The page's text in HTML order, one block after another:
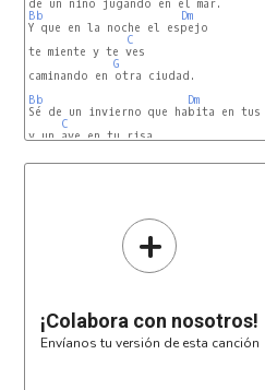
Bb
Dm
Y que en la noche el espejo
C
te miente y te ves
G
caminando en otra ciudad.
Bb
Dm
Sé de un invierno que habita en tus
C
y un ave en tu risa
+
¡Colabora con nosotros!
Envíanos tu versión de esta canción